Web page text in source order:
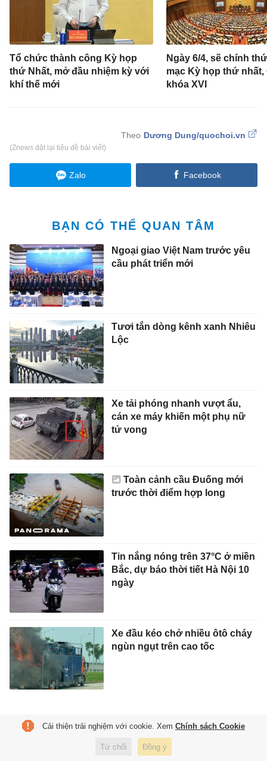
Tổ chức thành công Kỳ họp
thứ Nhất, mở đầu nhiệm kỳ với
khí thế mới
Ngày 6/4, sẽ chính
mạc Kỳ họp thứ nhất,
khóa XVI
Dương Dung/quochoi.vn
(Znews đặt lại tiêu đề bài viết)
Zalo Facebook
BẠN CÓ THỂ QUAN TÂM
Ngoại giao Việt Nam trước yêu
cầu phát triển mới
Tươi tắn dòng kênh xanh Nhiêu
Lộc
Xe tải phóng nhanh vượt ẩu,
cán xe máy khiến một phụ nữ
tử vong
Toàn cảnh cầu Đuống mới
trước thời điểm hợp long
Tin nắng nóng trên 37°C ở miền
Bắc, dự báo thời tiết Hà Nội 10
ngày
Xe đầu kéo chở nhiều ôtô cháy
ngùn ngụt trên cao tốc
TIN TỨC MỚI NHẤT
Lời xin lỗi từ 4 cô gái thống trị
Cải thiện trải nghiệm với cookie. Xem Chính sách Cookie
Từ chối Đồng ý